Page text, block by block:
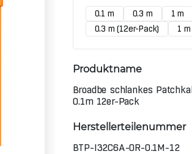
0.1 m 0.3 m 1 m
0.3 m (12er-Pack)
1
Produktname
Broadbe schlankes
0.1m 12er-Pack
Herstellerteilenummer
BTP-I32C6A-OR-0.1M-12